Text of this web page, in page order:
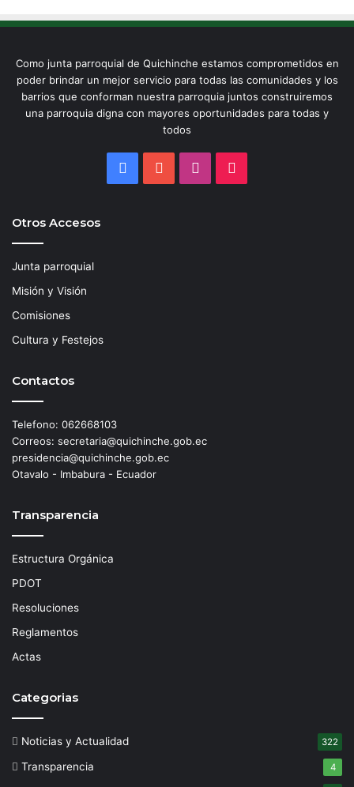
Como junta parroquial de Quichinche estamos comprometidos en
poder brindar un mejor servicio para todas las comunidades y los
barrios que conforman nuestra parroquia juntos construiremos
una parroquia digna con mayores oportunidades para todas y
todos
FacebookYouTubeInstagram
Otros Accesos
Junta parroquial
Misión y Visión
Comisiones
Cultura y Festejos
Contactos
Telefono: 062668103
Correos: secretaria@quichinche.gob.ec
presidencia@quichinche.gob.ec
Otavalo - Imbabura - Ecuador
Transparencia
Estructura Orgánica
PDOT
Resoluciones
Reglamentos
Actas
Categorias
Noticias y Actualidad 322
Transparencia 4